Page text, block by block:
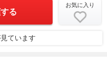
る
お気に入り
ています